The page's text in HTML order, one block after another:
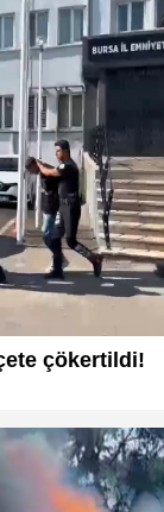
çökertildi!